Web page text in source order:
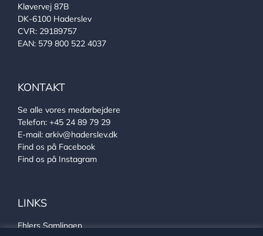
Kløvervej 87B
DK-6100 Haderslev
CVR: 29189757
EAN: 579 800 522 4037
KONTAKT
Se alle vores medarbejdere
Telefon: +45 24 89 79 29
E-mail: arkiv@haderslev.dk
Find os på Facebook
Find os på Instagram
LINKS
Ehlers Samlingen